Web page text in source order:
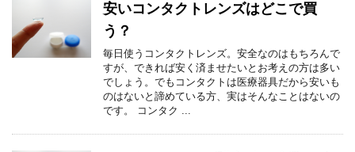
安いコンタクトレンズはどこで買
う？
毎日使うコンタクトレンズ。安全なのはもちろんで
すが、できれば安く済ませたいとお考えの方は多い
でしょう。でもコンタクトは医療器具だから安いも
のはないと諦めている方、実はそんなことはないの
です。 コンタク ...